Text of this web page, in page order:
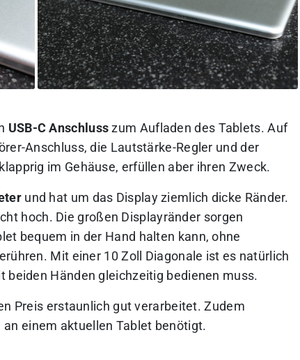
USB-C Anschluss zum Aufladen des Tablets. Auf
Anschluss, die Lautstärke-Regler und der
im Gehäuse, erfüllen aber ihren Zweck.
und hat um das Display ziemlich dicke Ränder.
hoch. Die großen Displayränder sorgen
bequem in der Hand halten kann, ohne
Mit einer 10 Zoll Diagonale ist es natürlich
beiden Händen gleichzeitig bedienen muss.
Preis erstaunlich gut verarbeitet. Zudem
einem aktuellen Tablet benötigt.